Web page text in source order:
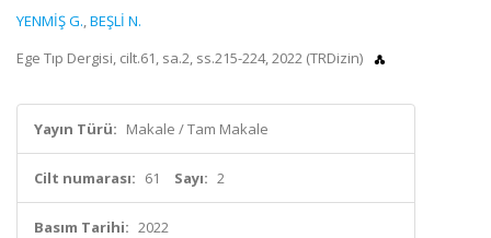
YENMİŞ G.,BEŞLİ N.
Ege Tıp Dergisi, cilt.61, sa.2, ss.215-224, 2022 (TRDizin)
Yayın Türü: Makale / Tam Makale
Cilt numarası: 61 Sayı: 2
Basım Tarihi: 2022